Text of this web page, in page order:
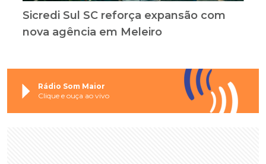
Sicredi Sul SC reforça expansão com
nova agência em Meleiro
Rádio Som Maior
Clique e ouça ao vivo